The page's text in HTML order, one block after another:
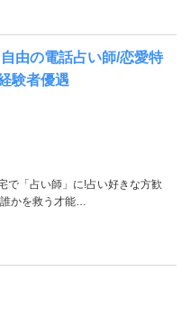
由の電話占い師/恋愛特
験者優遇
で「占い師」に!占い好きな方歓
かを救う才能…